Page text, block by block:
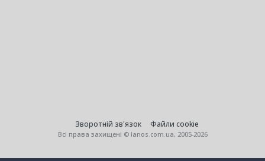
Зворотній зв'язок Файли cookie
Всі права захищені © lanos.com.ua, 2005-2026